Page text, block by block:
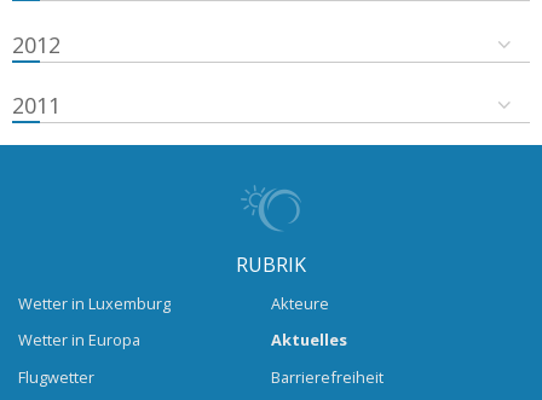
2012
2011
RUBRIK
Wetter in Luxemburg
Wetter in Europa
Flugwetter
Akteure
Aktuelles
Barrierefreiheit